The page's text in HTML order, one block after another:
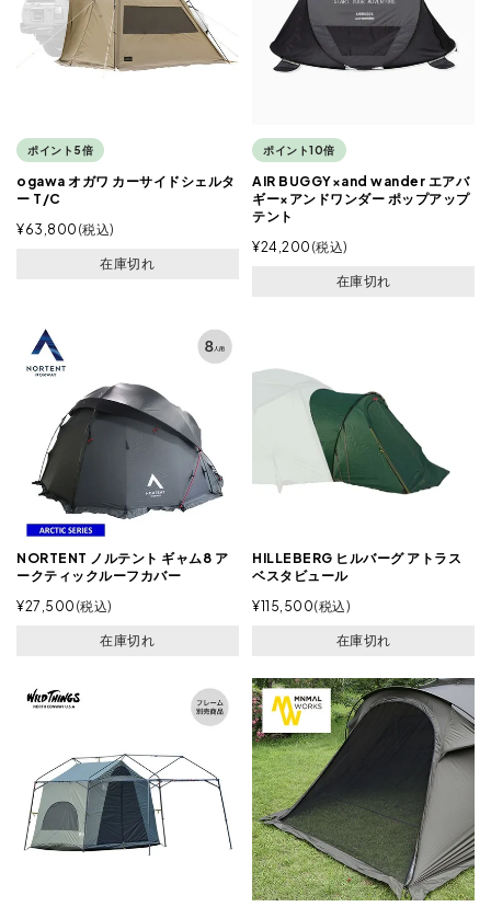
ポイント5倍
ogawa オガワ カーサイドシェルタ
ー T/C
¥63,800 税込
在庫切れ
ポイント10倍
AIR BUGGY×and wander エアバ
ギー×アンドワンダー ポップアップ
テント
¥24,200 税込
在庫切れ
NORTENT ノルテント ギャム8 ア
ークティックルーフカバー
¥27,500 税込
在庫切れ
HILLEBERG ヒルバーグ アトラス
ベスタビュール
¥115,500 税込
在庫切れ